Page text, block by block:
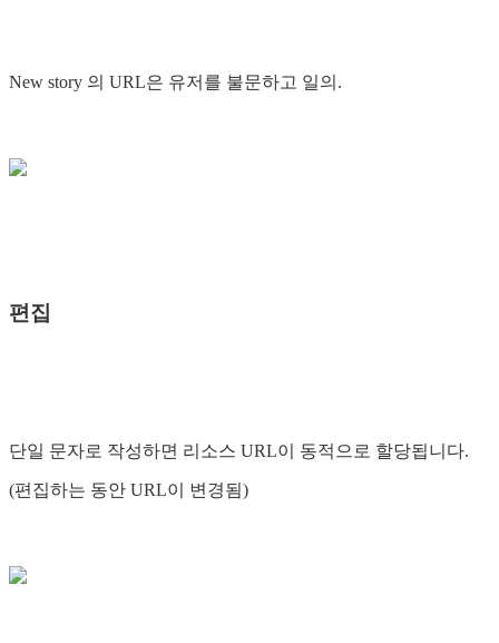
New story 의 URL은 유저를 불문하고 일의.
편집
단일 문자로 작성하면 리소스 URL이 동적으로 할당됩니다.
(편집하는 동안 URL이 변경됨)